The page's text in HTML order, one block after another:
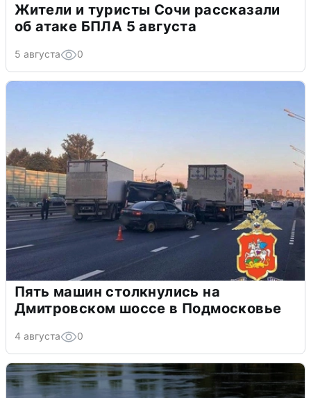
Жители и туристы Сочи рассказали
об атаке БПЛА 5 августа
5 августа 0
Пять машин столкнулись на
Дмитровском шоссе в Подмосковье
4 августа 0